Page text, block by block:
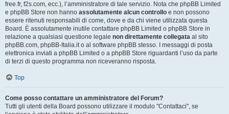
free.fr, f2s.com, ecc.), l’amministratore di tale servizio. Nota che phpBB Limited
e phpBB Store non hanno assolutamente alcun controllo e non possono
essere ritenuti responsabili di come, dove e da chi viene utilizzata questa
Board. È assolutamente inutile contattare phpBB Limited o phpBB Store in
relazione a qualsiasi questione legale non direttamente collegata al sito
phpBB.com, phpBB-Italia.it o al software phpBB stesso. I messaggi di posta
elettronica inviati a phpBB Limited o a phpBB Store riguardanti l’uso da parte
di terzi di questo programma non riceveranno risposta.
Top
Come posso contattare un amministratore del Forum?
Tutti gli utenti della Board possono utilizzare il modulo "Contattaci", se